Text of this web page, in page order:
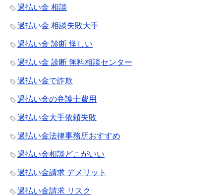
過払い金 相談
過払い金 相談失敗大手
過払い金 診断 怪しい
過払い金 診断 無料相談センター
過払い金で詐欺
過払い金の弁護士費用
過払い金大手依頼失敗
過払い金法律事務所おすすめ
過払い金相談どこがいい
過払い金請求 デメリット
過払い金請求 リスク